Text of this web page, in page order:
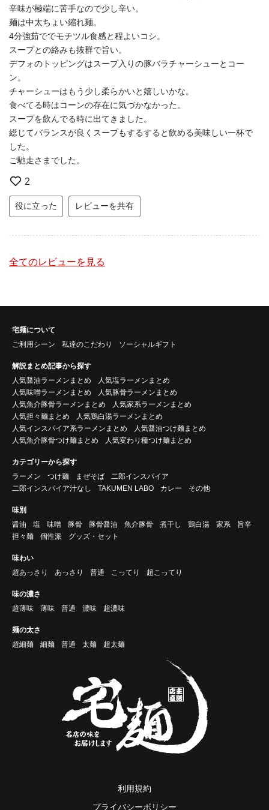
辛味が極端に苦手なので少し辛い。
麺は中太ちょい縮れ麺。
4分強茹ででモチツル食感と程よいコシ。
スープとの絡みも抜群で旨い。
デフォのトッピングはスープ入りの豚バラチャーシューとコー
ン。
チャーシューはもう少し柔らかいと嬉しいかな。
食べてる時はコーンの存在に気づかなかった。
スープを飲んでる時に出てきました。
総じてバランスが良くスープもするすると飲める美味しい一杯で
した。
ご馳走さまでした。
2
役に立った レビューを共有
全てのレビューを見る
宅麺について
ご利用シーン
私達のこだわり ソーシャルギフト
解説まとめ記事から探す
人気醤油ラーメンまとめ
人気塩ラーメンまとめ
人気味噌ラーメンまとめ
人気豚骨ラーメンまとめ
人気魚介豚骨ラーメンまとめ
人気家系ラーメンまとめ
人気担々麺まとめ
人気鶏白湯ラーメンまとめ
人気インスパイア系ラーメンまとめ
人気醤油つけ麺まとめ
人気魚介豚骨つけ麺まとめ
人気変わり種つけ麺まとめ
カテゴリーから探す
ラーメン
つけ麺 まぜそば
二郎インスパイア
二郎インスパイア汁なし
TAKUMEN LABO カレー その他
味別
醤油
塩 味噌 豚骨 豚骨醤油 魚介豚骨 煮干し 鶏白湯 家系
旨辛
担々麺
個性派 グッズ・セット
味わい
超あっさり
あっさり 普通 こってり 超こってり
味の濃さ
超薄味
薄味 普通 濃味 超濃味
麺の太さ
超細麺
細麺 普通 太麺 超太麺
利用規約
プライバシーポリシー